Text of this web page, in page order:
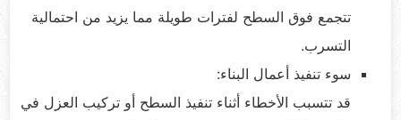
تتجمع فوق السطح لفترات طويلة مما يزيد من احتمالية
التسرب.
سوء تنفيذ أعمال البناء:
قد تتسبب الأخطاء أثناء تنفيذ السطح أو تركيب العزل في